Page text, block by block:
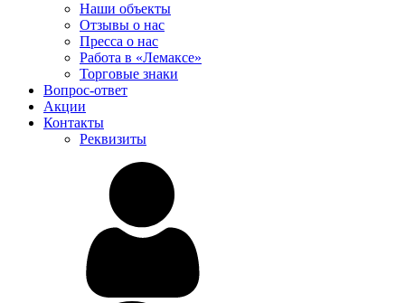
Наши объекты
Отзывы о нас
Пресса о нас
Работа в «Лемаксе»
Торговые знаки
Вопрос-ответ
Акции
Контакты
Реквизиты